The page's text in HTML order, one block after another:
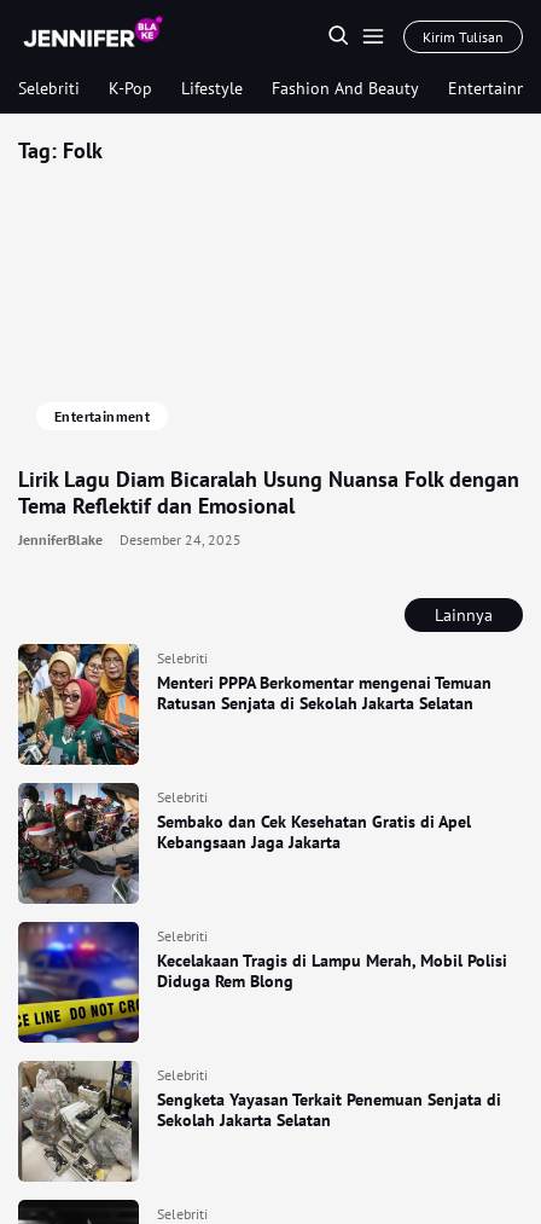
Kirim Tulisan
Selebriti K-Pop Lifestyle Fashion And Beauty
Lainnya
Selebriti
Menteri PPPA Berkomentar mengenai Temuan
Ratusan Senjata di Sekolah Jakarta Selatan
Selebriti
Sembako dan Cek Kesehatan Gratis di Apel
Kebangsaan Jaga Jakarta
Selebriti
Kecelakaan Tragis di Lampu Merah, Mobil Polisi
Diduga Rem Blong
Selebriti
Sengketa Yayasan Terkait Penemuan Senjata di
Sekolah Jakarta Selatan
Selebriti
Tag: Folk
Entertainment
Lirik Lagu Diam Bicaralah Usung Nuansa Folk dengan
Tema Reflektif dan Emosional
JenniferBlake Desember 24, 2025